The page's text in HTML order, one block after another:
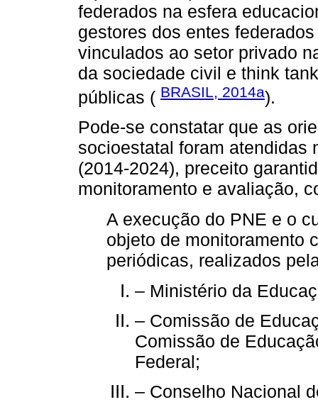
federados na esfera
gestores dos entes
vinculados ao setor privado
da sociedade civil e think
públicas ( BRASIL, 2014a).
Pode-se constatar que as
socioestatal foram atendidas
(2014-2024), preceito
monitoramento e avaliação,
A execução do PNE e o
objeto de monitoramento
periódicas, realizados
– Ministério da
– Comissão de
Comissão de
Federal;
– Conselho Nacional